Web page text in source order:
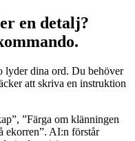
en detalj?
lyder dina ord. Du behöver
att skriva en instruktion
”Färga om klänningen
ekorren”. AI:n förstår